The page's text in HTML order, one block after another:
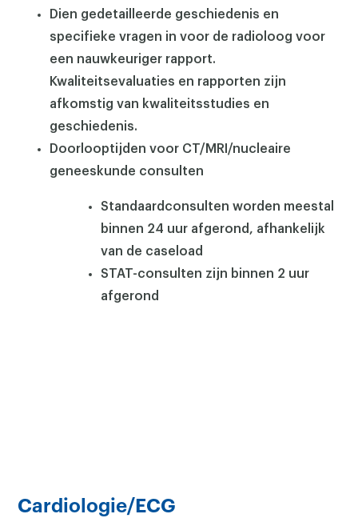
Dien gedetailleerde geschiedenis en
specifieke vragen in voor de radioloog voor
een nauwkeuriger rapport.
Kwaliteitsevaluaties en rapporten zijn
afkomstig van kwaliteitsstudies en
geschiedenis.
Doorlooptijden voor CT/MRI/nucleaire
geneeskunde consulten
Standaardconsulten worden meestal
binnen 24 uur afgerond, afhankelijk
van de caseload
STAT-consulten zijn binnen 2 uur
afgerond
Cardiologie/ECG